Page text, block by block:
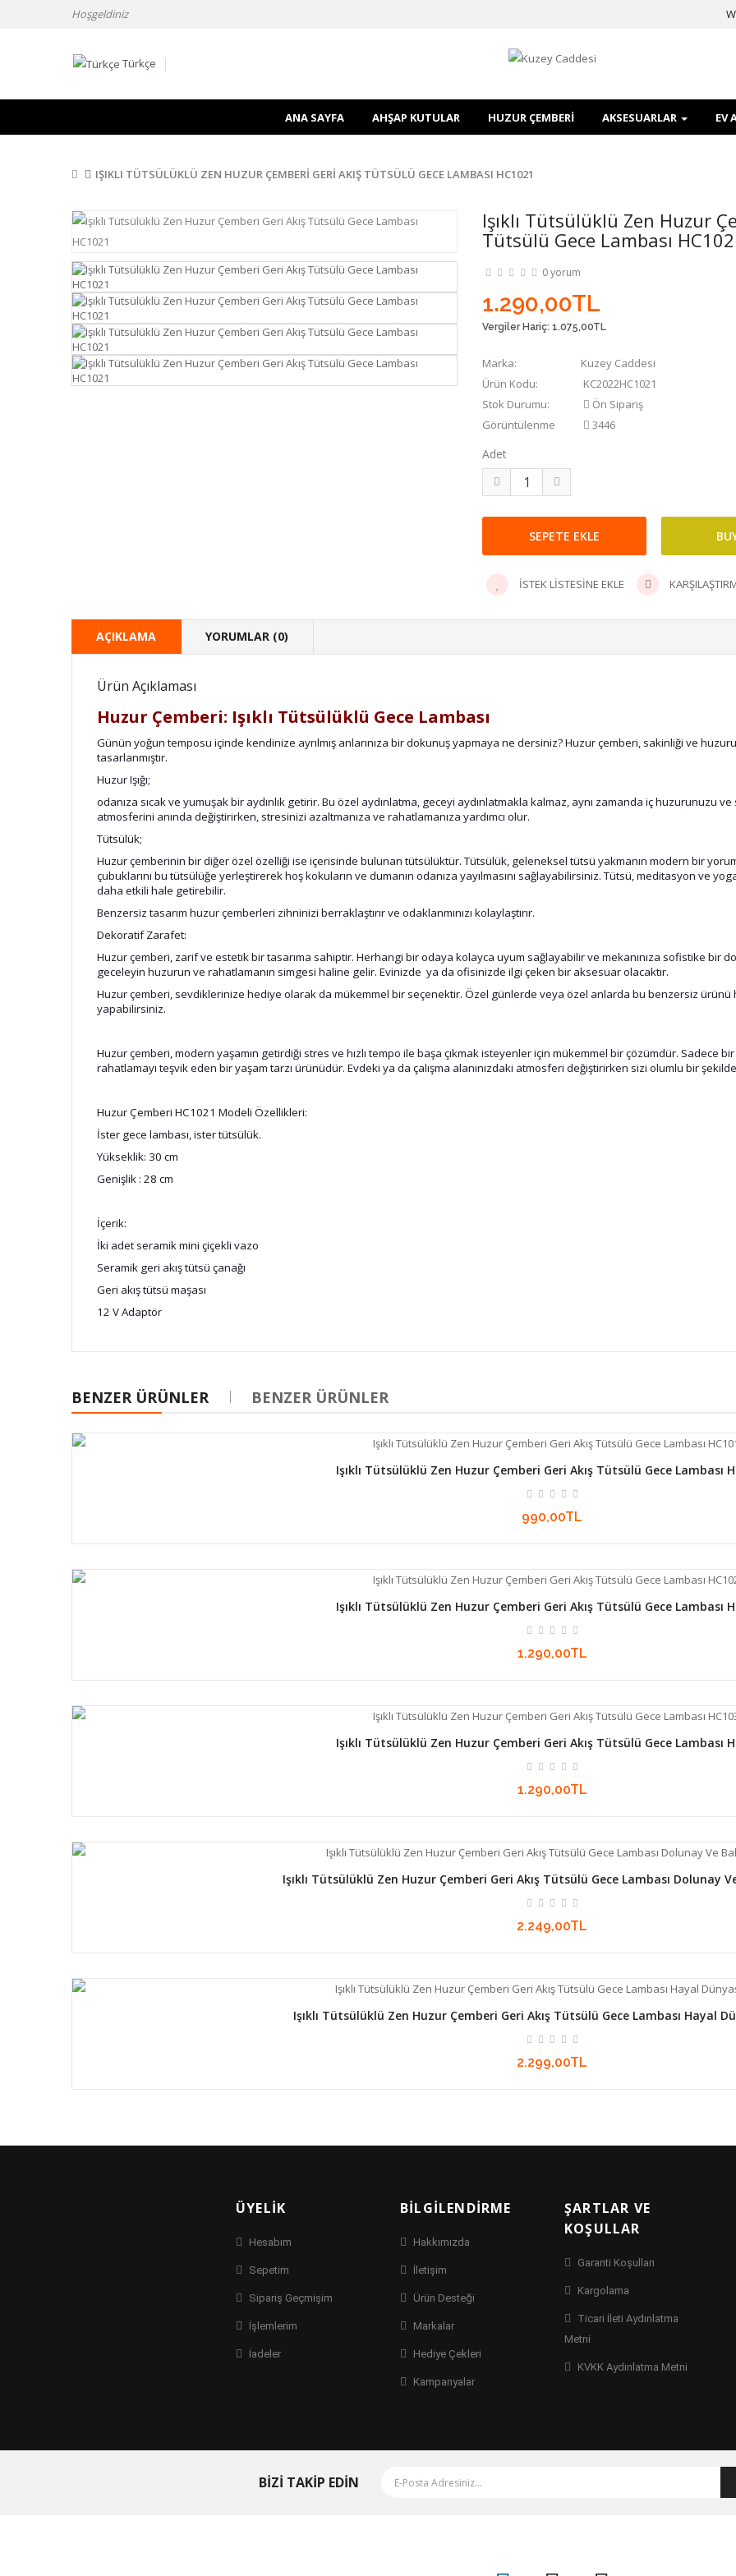
Hoşgeldiniz
Türkçe
ANA SAYFA AHŞAP KUTULAR HUZUR ÇEMBERI AKSESUARLAR EV
IŞIKLI TÜTSÜLÜKLÜ ZEN HUZUR ÇEMBERI GERI AKIŞ TÜTSÜLÜ GECE LAMBASI HC1021
Işıklı Tütsülüklü Zen Huzur
Tütsülü Gece Lambası
0 yorum
1.290,00TL
Vergiler Hariç: 1.075,00TL
Marka:
Kuzey Caddesi
Ürün Kodu:
KC2022HC1021
Stok Durumu:
Ön Sipariş
Görüntülenme
3446
Adet
İSTEK LISTESINE EKLE
AÇIKLAMA YORUMLAR (0)
Ürün Açıklaması
Huzur Çemberi: Işıklı Tütsülüklü Gece Lambası
Günün yoğun temposu içinde kendinize ayrılmış anlarınıza bir dokunuş yapmaya ne dersiniz? Huzur çemberi, sakinliği ve
tasarlanmıştır.
Huzur Işığı;
odanıza sıcak ve yumuşak bir aydınlık getirir. Bu özel aydınlatma, geceyi aydınlatmakla kalmaz, aynı zamanda iç huzurunuzu ve
atmosferini anında değiştirirken, stresinizi azaltmanıza ve rahatlamanıza yardımcı olur.
Tütsülük;
Huzur çemberinin bir diğer özel özelliği ise içerisinde bulunan tütsülüktür. Tütsülük, geleneksel tütsü yakmanın modern bir
çubuklarını bu tütsülüğe yerleştirerek hoş kokuların ve dumanın odanıza yayılmasını sağlayabilirsiniz. Tütsü, meditasyon ve
daha etkili hale getirebilir.
Benzersiz tasarım huzur çemberleri zihninizi berraklaştırır ve odaklanmınızı kolaylaştırır.
Dekoratif Zarafet:
Huzur çemberi, zarif ve estetik bir tasarıma sahiptir. Herhangi bir odaya kolayca uyum sağlayabilir ve mekanınıza sofistike bir
geceleyin huzurun ve rahatlamanın simgesi haline gelir. Evinizde ya da ofisinizde ilgi çeken bir aksesuar olacaktır.
Huzur çemberi, sevdiklerinize hediye olarak da mükemmel bir seçenektir. Özel günlerde veya özel anlarda bu benzersiz
yapabilirsiniz.
Huzur çemberi, modern yaşamın getirdiği stres ve hızlı tempo ile başa çıkmak isteyenler için mükemmel bir çözümdür. Sadece
rahatlamayı teşvik eden bir yaşam tarzı ürünüdür. Evdeki ya da çalışma alanınızdaki atmosferi değiştirirken sizi olumlu bir
Huzur Çemberi HC1021 Modeli Özellikleri:
İster gece lambası, ister tütsülük.
Yükseklik: 30 cm
Genişlik : 28 cm
İçerik:
İki adet seramik mini çiçekli vazo
Seramik geri akış tütsü çanağı
Geri akış tütsü maşası
12 V Adaptör
BENZER ÜRÜNLER BENZER ÜRÜNLER
Işıklı Tütsülüklü Zen Huzur Çemberi Geri Akış Tütsülü Gece Lambası
990,00TL
Işıklı Tütsülüklü Zen Huzur Çemberi Geri Akış Tütsülü Gece Lambası
1.290,00TL
Işıklı Tütsülüklü Zen Huzur Çemberi Geri Akış Tütsülü Gece Lambası
1.290,00TL
Işıklı Tütsülüklü Zen Huzur Çemberi Geri Akış Tütsülü Gece Lambası Dolunay
2.249,00TL
Işıklı Tütsülüklü Zen Huzur Çemberi Geri Akış Tütsülü Gece Lambası Hayal
2.299,00TL
ÜYELIK
Hesabım
Sepetim
Sipariş Geçmişim
İşlemlerim
İadeler
BILGILENDIRME
Hakkımızda
İletişim
Ürün Desteği
Markalar
Hediye Çekleri
Kampanyalar
ŞARTLAR VE
KOŞULLAR
Garanti Koşulları
Kargolama
Ticari İleti Aydınlatma
Metni
KVKK Aydınlatma Metni
BİZİ TAKİP EDİN